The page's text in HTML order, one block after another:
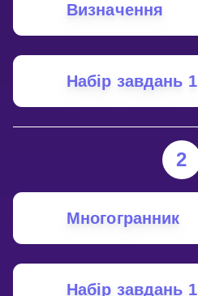
Визначення
Набір завдань 1
2
Многогранник
Набір завдань 1